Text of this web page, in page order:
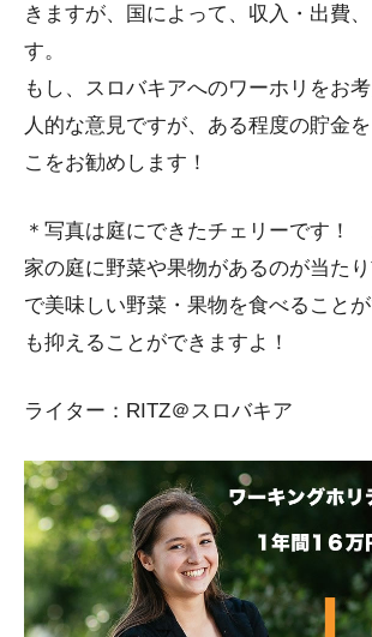
きますが、国によって、収入・出費
す。
もし、スロバキアへのワーホリをお
人的な意見ですが、ある程度の貯金
こをお勧めします！
＊写真は庭にできたチェリーです！
家の庭に野菜や果物があるのが当た
で美味しい野菜・果物を食べること
も抑えることができますよ！
ライター：RITZ＠スロバキア